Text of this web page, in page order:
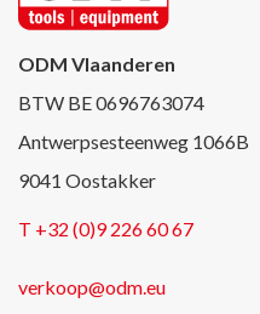
ODM Vlaanderen
BTW BE 0696763074
Antwerpsesteenweg 1066B
9041 Oostakker
T +32 (0)9 226 60 67
verkoop@odm.eu